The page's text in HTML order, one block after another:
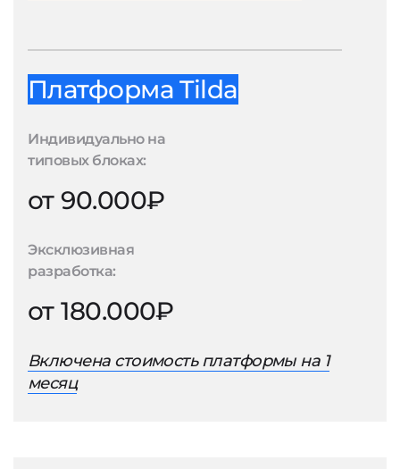
Платформа Tilda
Индивидуально на
типовых блоках:
от 90.000₽
Эксклюзивная
разработка:
от 180.000₽
Включена стоимость платформы на 1
месяц